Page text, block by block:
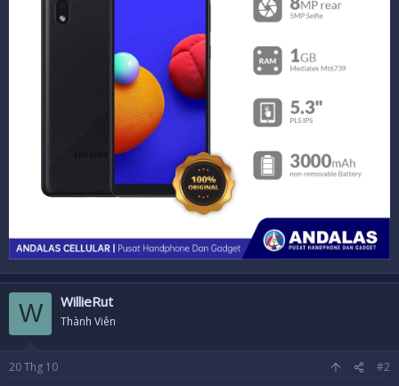
W WillieRut
Thành Viên
20Thg 10 #2